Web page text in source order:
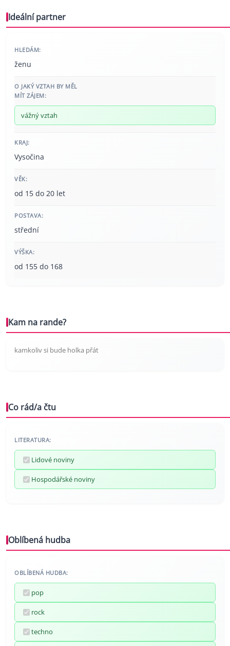
Ideální partner
HLEDÁM:
ženu
O JAKÝ VZTAH BY MĚL
MÍT ZÁJEM:
vážný vztah
KRAJ:
Vysočina
VĚK:
od 15 do 20 let
POSTAVA:
střední
VÝŠKA:
od 155 do 168
Kam na rande?
kamkoliv si bude holka přát
Co rád/a čtu
LITERATURA:
Lidové noviny
Hospodářské noviny
Oblíbená hudba
OBLÍBENÁ HUDBA:
pop
rock
techno